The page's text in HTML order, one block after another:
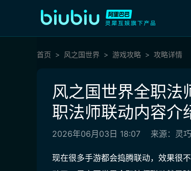
首页 风之国世界 游戏攻略 攻略详情
风之国世界全职法
职法师联动内容介
2026年06月03日 18:07 来源：灵
现在很多手游都会捣腾联动，效果很